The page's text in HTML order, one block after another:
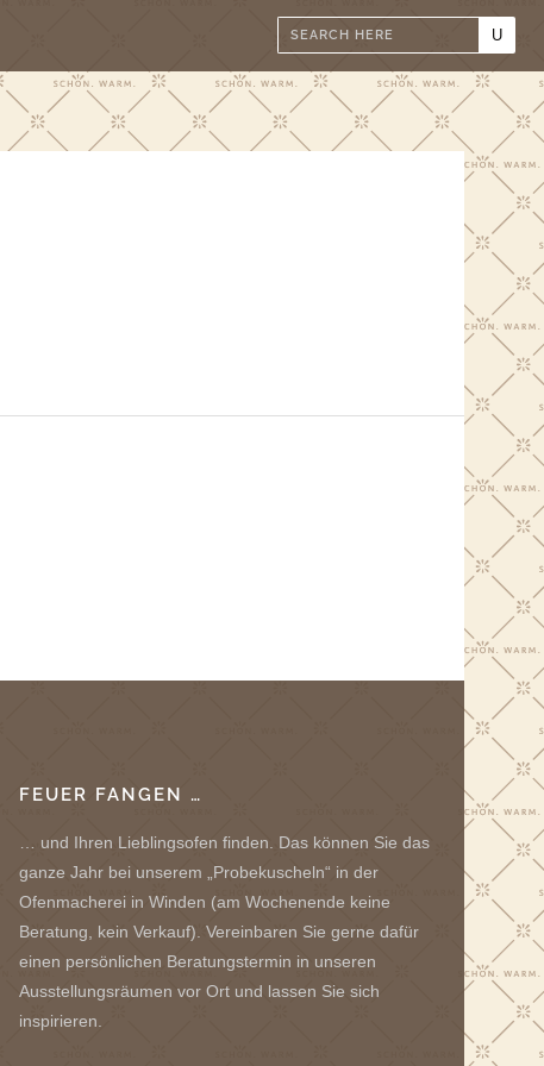
FEUER FANGEN …
… und Ihren Lieblingsofen finden. Das können Sie das
ganze Jahr bei unserem „Probekuscheln“ in der
Ofenmacherei in Winden (am Wochenende keine
Beratung, kein Verkauf). Vereinbaren Sie gerne dafür
einen persönlichen Beratungstermin in unseren
Ausstellungsräumen vor Ort und lassen Sie sich
inspirieren.